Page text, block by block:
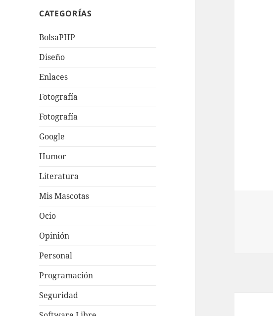
CATEGORÍAS
BolsaPHP
Diseño
Enlaces
Fotografí­a
Fotografía
Google
Humor
Literatura
Mis Mascotas
Ocio
Opinión
Personal
Programación
Seguridad